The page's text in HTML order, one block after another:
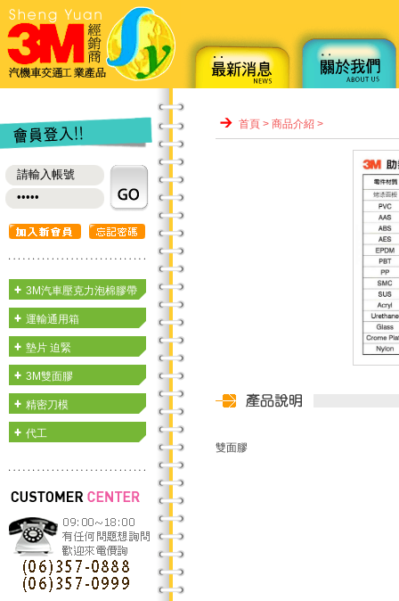
3M汽車壓克力泡棉膠帶
運輸通用箱
墊片 迫緊
3M雙面膠
精密刀模
代工
首頁 > 商品介紹 >
雙面膠